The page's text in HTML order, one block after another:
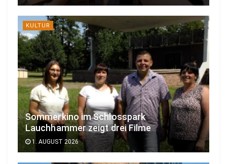
KULTUR
Sommerkino im Schlosspark
Lauchhammer zeigt drei Filme
1. AUGUST 2026